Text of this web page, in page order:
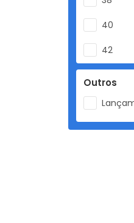
40
42
46
48
Outros